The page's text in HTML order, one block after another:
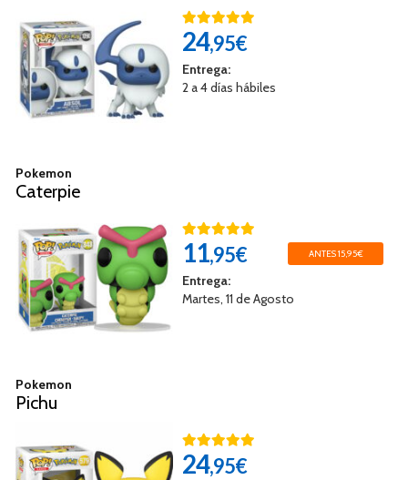
24,95€
Entrega:
2 a 4 días hábiles
Pokemon
Caterpie
11,95€ ANTES 15,95€
Entrega:
Martes, 11 de Agosto
Pokemon
Pichu
24,95€